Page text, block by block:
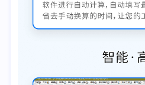
7.《固定消防炮灭火系统施工及验
8.《建筑灭火器配置验收及检查规
10.《建筑内部装修防火施工及验
11.《泡沫灭火系统技术标准》
12.《自动跟踪定位射流灭火系统